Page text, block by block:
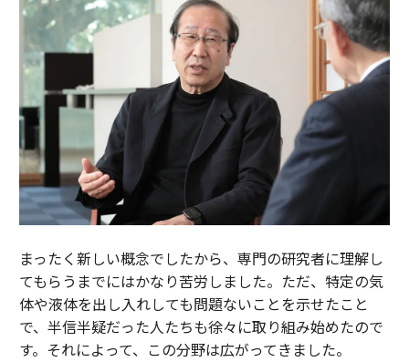
まったく新しい概念でしたから、専門の研究者に理解し
てもらうまでにはかなり苦労しました。ただ、特定の気
体や液体を出し入れしても問題ないことを示せたこと
で、半信半疑だった人たちも徐々に取り組み始めたので
す。それによって、この分野は広がってきました。